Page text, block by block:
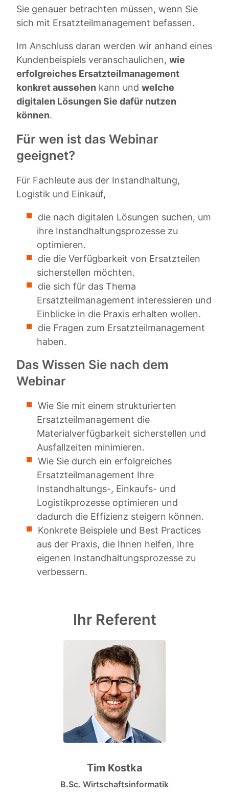
Sie genauer betrachten müssen, wenn Sie
sich mit Ersatzteilmanagement befassen.
Im Anschluss daran werden wir anhand eines
Kundenbeispiels veranschaulichen, wie
erfolgreiches Ersatzteilmanagement
konkret aussehen kann und welche
digitalen Lösungen Sie dafür nutzen
können.
Für wen ist das Webinar
geeignet?
Für Fachleute aus der Instandhaltung,
Logistik und Einkauf,
die nach digitalen Lösungen suchen, um
ihre Instandhaltungsprozesse zu
optimieren.
die die Verfügbarkeit von Ersatzteilen
sicherstellen möchten.
die sich für das Thema
Ersatzteilmanagement interessieren und
Einblicke in die Praxis erhalten wollen.
die Fragen zum Ersatzteilmanagement
haben.
Das Wissen Sie nach dem
Webinar
Wie Sie mit einem strukturierten
Ersatzteilmanagement die
Materialverfügbarkeit sicherstellen und
Ausfallzeiten minimieren.
Wie Sie durch ein erfolgreiches
Ersatzteilmanagement Ihre
Instandhaltungs-, Einkaufs- und
Logistikprozesse optimieren und
dadurch die Effizienz steigern können.
Konkrete Beispiele und Best Practices
aus der Praxis, die Ihnen helfen, Ihre
eigenen Instandhaltungsprozesse zu
verbessern.
Ihr Referent
Tim Kostka
B.Sc. Wirtschaftsinformatik